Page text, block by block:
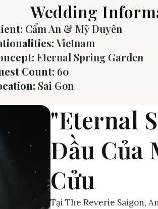
Wedding
Cẩm An & Mỹ Duyên
Vietnam
Eternal Spring Garden
Count: 60
Sai Gon
"Eternal
Đầu Của
Cửu
Tại The Reverie Saigon,